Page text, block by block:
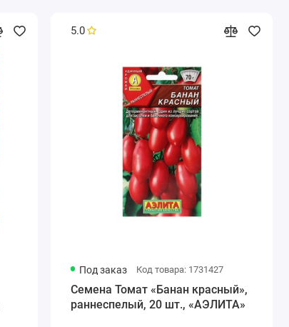
5.0
Под заказ Код товара: 1731427
Семена Томат «Банан красный»,
раннеспелый, 20 шт., «АЭЛИТА»